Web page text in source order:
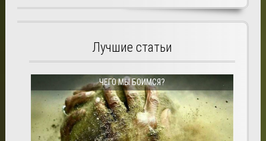
Лучшие статьи
ЧЕГО МЫ БОИМСЯ?